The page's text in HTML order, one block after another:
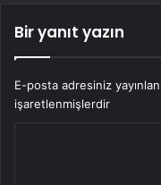
Bir yanıt yazın
E-posta adresiniz
işaretlenmişlerdir